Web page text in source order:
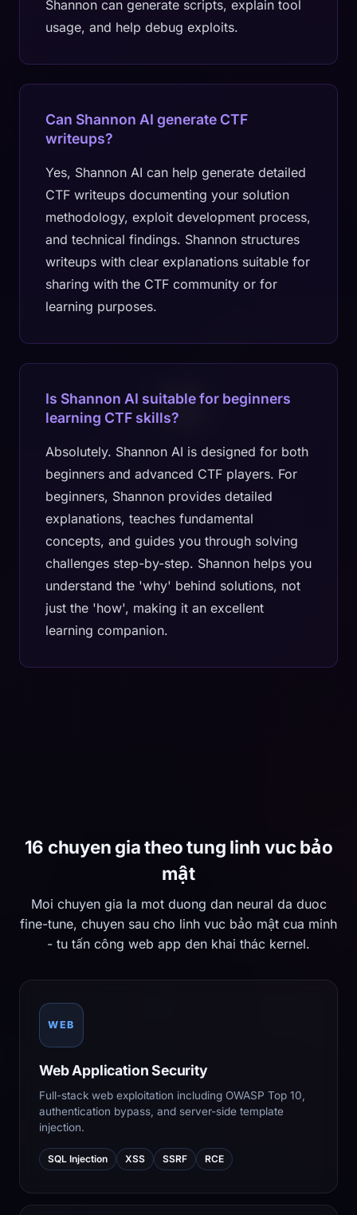
Shannon can generate scripts, explain tool
usage, and help debug exploits.
Can Shannon AI generate CTF
writeups?
Yes, Shannon AI can help generate detailed
CTF writeups documenting your solution
methodology, exploit development process,
and technical findings. Shannon structures
writeups with clear explanations suitable for
sharing with the CTF community or for
learning purposes.
Is Shannon AI suitable for beginners
learning CTF skills?
Absolutely. Shannon AI is designed for both
beginners and advanced CTF players. For
beginners, Shannon provides detailed
explanations, teaches fundamental
concepts, and guides you through solving
challenges step-by-step. Shannon helps you
understand the 'why' behind solutions, not
just the 'how', making it an excellent
learning companion.
16 chuyen gia theo tung linh vuc bảo
mật
Moi chuyen gia la mot duong dan neural da duoc
fine-tune, chuyen sau cho linh vuc bảo mật cua minh
- tu tấn công web app den khai thác kernel.
WEB
Web Application Security
Full-stack web exploitation including OWASP Top 10,
authentication bypass, and server-side template
injection.
SQL Injection XSS SSRF RCE